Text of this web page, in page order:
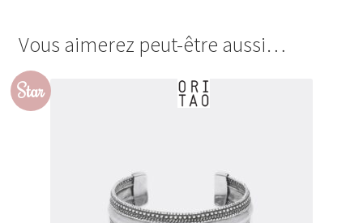
Vous aimerez peut-être aussi…
Star